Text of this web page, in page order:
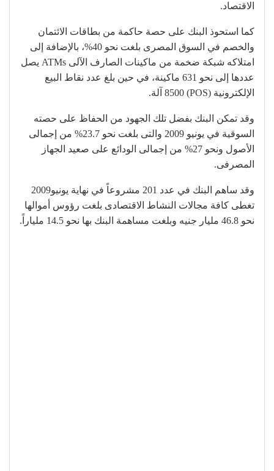
الاقتصاد.
كما استحوذ البنك على حصة حاكمة من بطاقات الائتمان
والخصم في السوق المصرى بلغت نحو 40%، بالإضافة إلى
امتلاكه شبكة ضخمة من ماكينات الصارف الآلى ATMs يصل
عددها إلى نحو 631 ماكينة، في حين بلغ عدد نقاط البيع
الإلكترونية (POS) 8500 آلة.
وقد تمكن البنك بفضل تلك الجهود من الحفاظ على حصته
السوقية في يونيو 2009 والتى بلغت نحو 23.7% من إجمالى
الأصول ونحو 27% من إجمالى الودائع على صعيد الجهاز
المصرفى.
وقد ساهم البنك في عدد 201 مشروعاً في نهاية يونيو2009
تغطى كافة مجالات النشاط الاقتصادى بلغت رؤوس أموالها
نحو 46.8 مليار جنيه وبلغت مساهمة البنك بها نحو 14.5 ملياراً.